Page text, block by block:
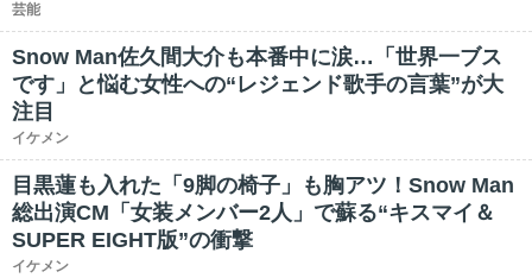
芸能
Snow Man佐久間大介も本番中に涙…「世界一ブス
です」と悩む女性への“レジェンド歌手の言葉”が大
注目
イケメン
目黒蓮も入れた「9脚の椅子」も胸アツ！Snow Man
総出演CM「女装メンバー2人」で蘇る“キスマイ＆
SUPER EIGHT版”の衝撃
イケメン